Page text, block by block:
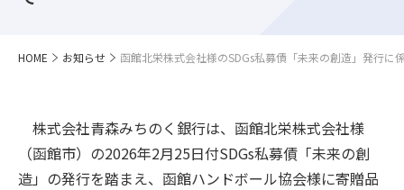
HOME お知らせ 函館北栄株式会社様のSDGs私募債「未来の創造」発行に
株式会社青森みちのく銀行は、函館北栄株式会社様
（函館市）の2026年2月25日付SDGs私募債「未来の創
造」の発行を踏まえ、函館ハンドボール協会様に寄贈品